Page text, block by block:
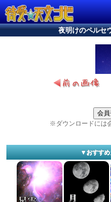
夜明けのペルセ
会
※ダウンロードには
▼おすす